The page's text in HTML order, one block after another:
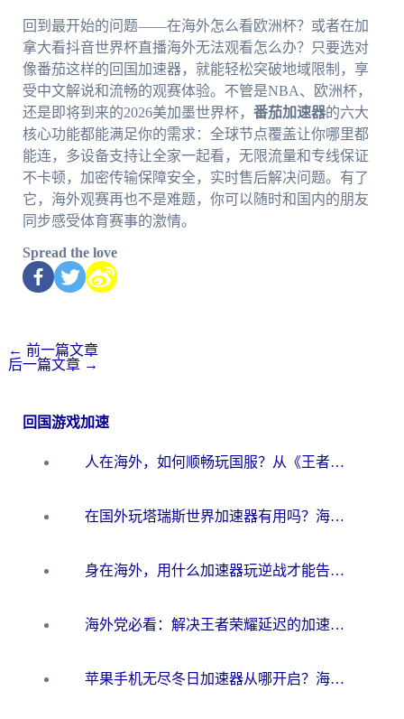
回到最开始的问题——在海外怎么看欧洲杯？或者在加
拿大看抖音世界杯直播海外无法观看怎么办？只要选对
像番茄这样的回国加速器，就能轻松突破地域限制，享
受中文解说和流畅的观赛体验。不管是NBA、欧洲杯，
还是即将到来的2026美加墨世界杯， 番茄加速器的六大
核心功能都能满足你的需求：全球节点覆盖让你哪里都
能连，多设备支持让全家一起看，无限流量和专线保证
不卡顿，加密传输保障安全，实时售后解决问题。有了
它，海外观赛再也不是难题，你可以随时和国内的朋友
同步感受体育赛事的激情。
Spread the love
← 前一篇文章
后一篇文章 →
回国游戏加速
人在海外，如何顺畅玩国服？从《王者荣耀》到《云图计划》的加速器终极指南
在国外玩塔瑞斯世界加速器有用吗？海外玩家亲测后的真实答案
身在海外，用什么加速器玩逆战才能告别延迟？
海外党必看：解决王者荣耀延迟的加速器终极指南——从EVE到猫和老鼠，一个工具全搞定
苹果手机无尽冬日加速器从哪开启？海外玩家的冬日生存指南